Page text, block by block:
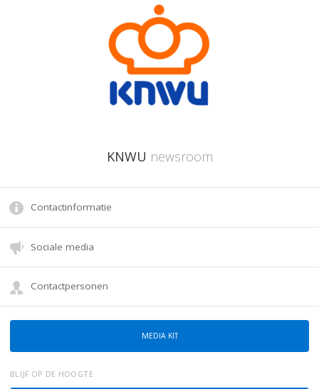
KNWU newsroom
Contactinformatie
Sociale media
Contactpersonen
MEDIA KIT
BLIJF OP DE HOOGTE